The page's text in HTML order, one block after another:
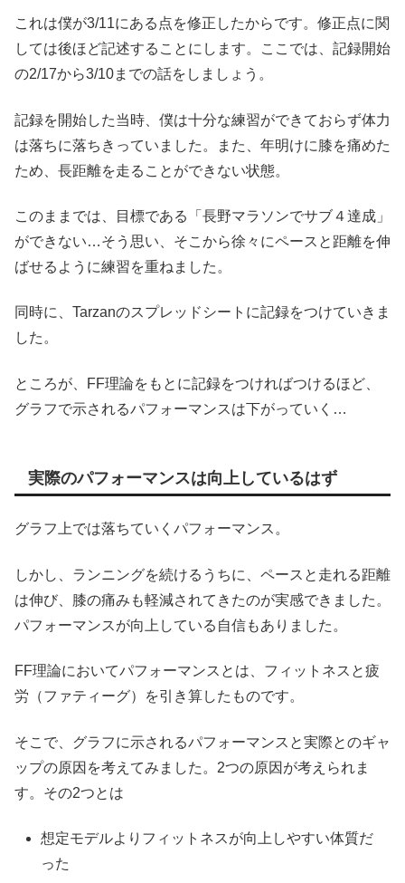
これは僕が3/11にある点を修正したからです。修正点に関
しては後ほど記述することにします。ここでは、記録開始
の2/17から3/10までの話をしましょう。
記録を開始した当時、僕は十分な練習ができておらず体力
は落ちに落ちきっていました。また、年明けに膝を痛めた
ため、長距離を走ることができない状態。
このままでは、目標である「長野マラソンでサブ４達成」
ができない…そう思い、そこから徐々にペースと距離を伸
ばせるように練習を重ねました。
同時に、Tarzanのスプレッドシートに記録をつけていきま
した。
ところが、FF理論をもとに記録をつければつけるほど、
グラフで示されるパフォーマンスは下がっていく…
実際のパフォーマンスは向上しているはず
グラフ上では落ちていくパフォーマンス。
しかし、ランニングを続けるうちに、ペースと走れる距離
は伸び、膝の痛みも軽減されてきたのが実感できました。
パフォーマンスが向上している自信もありました。
FF理論においてパフォーマンスとは、フィットネスと疲
労（ファティーグ）を引き算したものです。
そこで、グラフに示されるパフォーマンスと実際とのギャ
ップの原因を考えてみました。2つの原因が考えられま
す。その2つとは
想定モデルよりフィットネスが向上しやすい体質だ
った